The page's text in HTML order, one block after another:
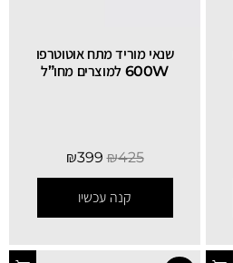
שנאי מוריד מתח אוטוטרפו
600W למוצרים מחו”ל
₪425
₪399
קנה עכשיו